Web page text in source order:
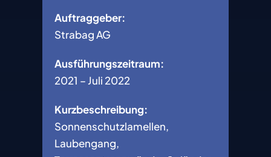
Auftraggeber:
Strabag AG
Ausführungszeitraum:
2021 – Juli 2022
Kurzbeschreibung:
Sonnenschutzlamellen,
Laubengang,